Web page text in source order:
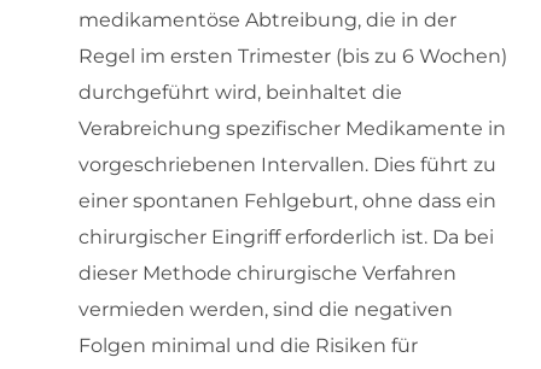
medikamentöse Abtreibung, die in der
Regel im ersten Trimester (bis zu 6 Wochen)
durchgeführt wird, beinhaltet die
Verabreichung spezifischer Medikamente in
vorgeschriebenen Intervallen. Dies führt zu
einer spontanen Fehlgeburt, ohne dass ein
chirurgischer Eingriff erforderlich ist. Da bei
dieser Methode chirurgische Verfahren
vermieden werden, sind die negativen
Folgen minimal und die Risiken für